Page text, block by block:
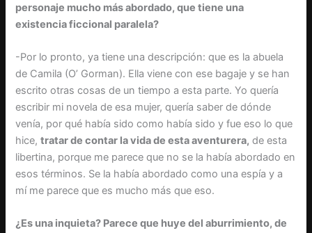
personaje mucho más abordado, que tiene una
existencia ficcional paralela?
-Por lo pronto, ya tiene una descripción: que es la abuela
de Camila (O’ Gorman). Ella viene con ese bagaje y se han
escrito otras cosas de un tiempo a esta parte. Yo quería
escribir mi novela de esa mujer, quería saber de dónde
venía, por qué había sido como había sido y fue eso lo que
hice,tratar de contar la vida de esta aventurera, de esta
libertina, porque me parece que no se la había abordado en
esos términos. Se la había abordado como una espía y a
mí me parece que es mucho más que eso.
¿Es una inquieta? Parece que huye del aburrimiento, de